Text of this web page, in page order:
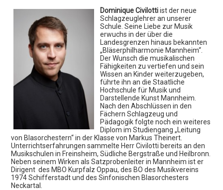
und nach Vereinbarung
> EMAIL SENDEN
> ZUM ANFAHRTSPLAN
Events & Konzerte
Dominique Civilottiist der neue
Schlagzeuglehrer an unserer
Schule. Seine Liebe zur Musik
erwuchs in der über die
Landesgrenzen hinaus bekannten
„Bläserphilharmonie Mannheim“.
Der Wunsch die musikalischen
Fähigkeiten zu vertiefen und sein
Wissen an Kinder weiterzugeben,
führte ihn an die Staatliche
Hochschule für Musik und
Darstellende Kunst Mannheim.
Nach den Abschlüssen in den
Fächern Schlagzeug und
Pädagogik folgte noch ein weiteres
Diplom im Studiengang „Leitung
von Blasorchestern“ in der Klasse von Markus Theinert.
Unterrichtserfahrungen sammelte Herr Civilotti bereits an den
Musikschulen in Freinsheim, Südliche Bergstraße und Heilbronn.
Neben seinem Wirken als Satzprobenleiter in Mannheim ist er
Dirigent des MBO Kurpfalz Oppau, des BO des Musikvereins
1974 Schifferstadt und des Sinfonischen Blasorchesters
Neckartal.